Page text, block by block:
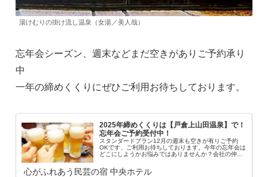
湯けむりの掛け流し温泉（女湯／美人哉）
忘年会シーズン、週末などまだ空きがありご予約承り
中
一年の締めくくりにぜひご利用お待ちしております。
2025年締めくくりは【戸倉上山田温泉】で！
忘年会ご予約受付中！
スタンダードプラン12月の週末も空きが有りご予約
OKです、ご利用お待ちしております。今年の忘年会は
どこにしようかお悩みではありませんか？会社の仲間
での特別なひとときはいかがでしょうか。「忘年会...
心がふれあう民芸の宿 中央ホテル